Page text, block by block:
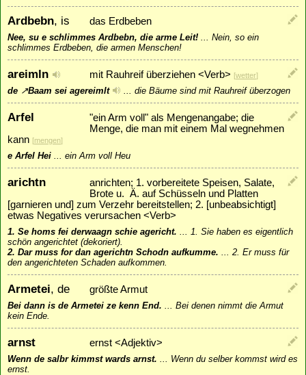
Ardbebn, is das Erdbeben
Nee, su e schlimmes Ardbebn, die arme Leit!
Nein, so ein
schlimmes Erdbeben, die armen Menschen!
areimln mit Rauhreif überziehen <Verb> [wetter]
de ↗Baam sei agereimlt die Bäume sind mit Rauhreif überzogen
Arfel
"ein Arm voll" als Mengenangabe; die
Menge, die man mit einem Mal wegnehmen
kann [mengen]
e Arfel Hei ein Arm voll Heu
arichtn
anrichten; 1. vorbereitete Speisen, Salate,
Brote u. Ä. auf Schüsseln und Platten
[garnieren und] zum Verzehr bereitstellen; 2. [unbeabsichtigt]
etwas Negatives verursachen <Verb>
1. Se homs fei derwaagn schie agericht.
1. Sie haben es eigentlich
schön angerichtet (dekoriert).
2. Dar muss for dan agerichtn Schodn aufkumme.
2. Er muss für
den angerichteten Schaden aufkommen.
Armetei, de größte Armut
Bei dann is de Armetei ze kenn End.
Bei denen nimmt die Armut
kein Ende.
arnst ernst <Adjektiv>
Wenn de salbr kimmst wards arnst.
Wenn du selber kommst wird es
ernst.